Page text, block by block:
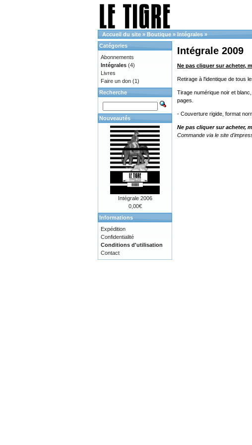
Accueil du site » Boutique » Intégrales »
Intégrale 2009
Ne pas cliquer sur acheter,
Retirage à l'identique de tous
Tirage numérique noir et
pages.
- Couverture rigide, format
Ne pas cliquer sur acheter,
Commande via le site
Catégories
Abonnements
Intégrales (4)
Livres
Faire un don (1)
Recherche
Nouveautés
Intégrale 2006
0,00€
Informations
Expédition
Confidentialité
Conditions d'utilisation
Contact